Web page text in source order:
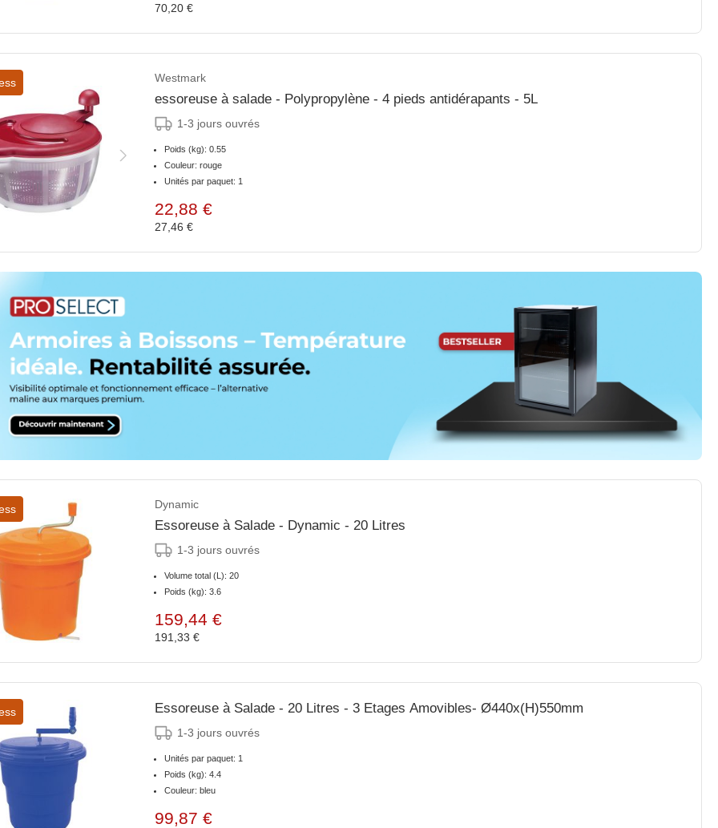
70,20 €
Westmark
essoreuse à salade - Polypropylène - 4 pieds antidérapants - 5L
1-3 jours ouvrés
Poids (kg): 0.55
Couleur: rouge
Unités par paquet: 1
22,88 €
27,46 €
Dynamic
Essoreuse à Salade - Dynamic - 20 Litres
1-3 jours ouvrés
Volume total (L): 20
Poids (kg): 3.6
159,44 €
191,33 €
Essoreuse à Salade - 20 Litres - 3 Etages Amovibles- Ø440x(H)550mm
1-3 jours ouvrés
Unités par paquet: 1
Poids (kg): 4.4
Couleur: bleu
99,87 €